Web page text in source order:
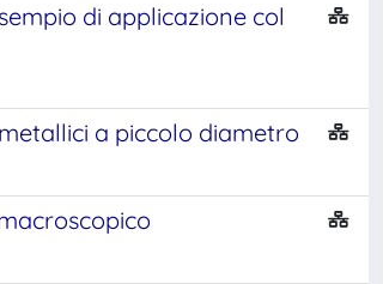
di applicazione col
a piccolo diametro